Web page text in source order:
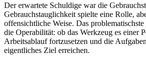
Der erwartete Schuldige war die
Gebrauchstauglichkeit spielte eine Rolle,
offensichtliche Weise. Das
die Operabilität: ob das Werkzeug es einer
Arbeitsablauf fortzusetzen und die
eigentliches Ziel erreichen.